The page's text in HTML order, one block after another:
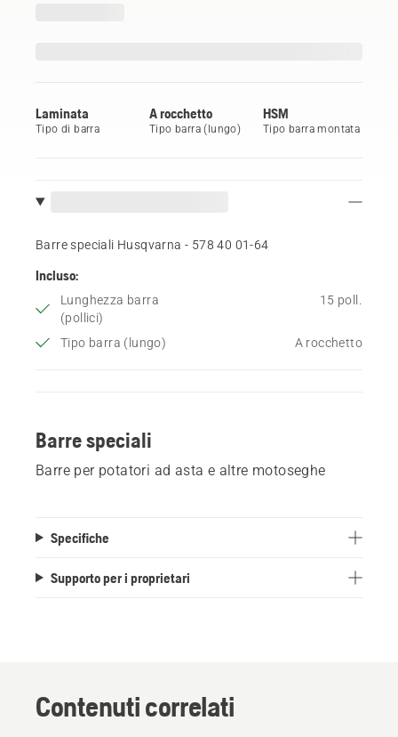
Laminata
Tipo di barra
A rocchetto
Tipo barra (lungo)
HSM
Tipo barra montata
Barre speciali Husqvarna - 578 40 01‑64
Incluso:
Lunghezza barra
(pollici)
15 poll.
Tipo barra (lungo) A rocchetto
Barre speciali
Barre per potatori ad asta e altre motoseghe
Specifiche
Supporto per i proprietari
Contenuti correlati